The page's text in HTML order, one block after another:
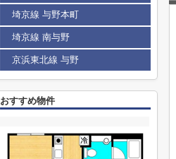
埼京線 与野本町
埼京線 南与野
京浜東北線 与野
おすすめ物件